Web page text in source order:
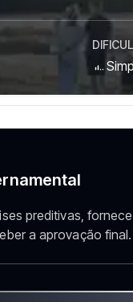
preditivas,
a aprovação final.